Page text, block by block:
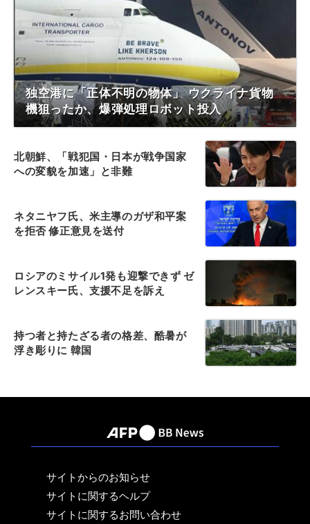
独空港に「正体不明の物体」 ウクライナ貨物
機狙ったか、爆弾処理ロボット投入
北朝鮮、「戦犯国・日本が戦争国家
への変貌を加速」と非難
ネタニヤフ氏、米主導のガザ和平案
を拒否 修正意見を送付
ロシアのミサイル1発も迎撃できず ゼ
レンスキー氏、支援不足を訴え
持つ者と持たざる者の格差、酷暑が
浮き彫りに 韓国
サイトからのお知らせ
サイトに関するヘルプ
サイトに関するお問い合わせ